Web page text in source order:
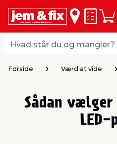
Hvad står du og mangler?
Hvad står du og mangler?
loft & vægge
& varme
Forside Værd at vide
Sådan
LED-